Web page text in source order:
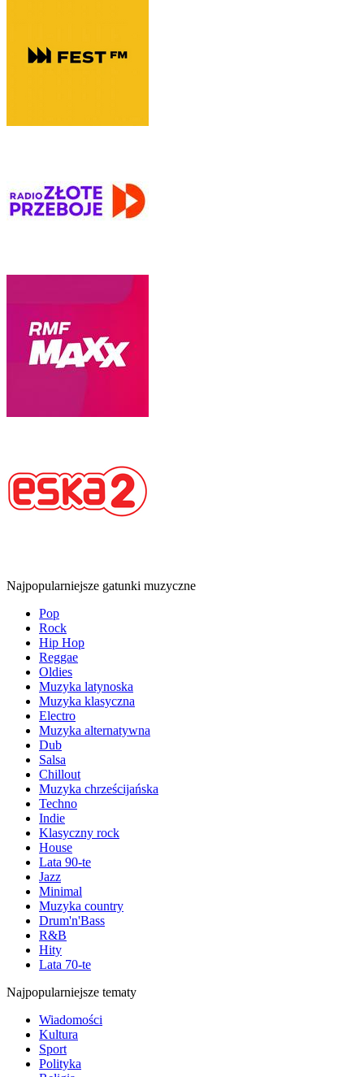
Najpopularniejsze gatunki muzyczne
Pop
Rock
Hip Hop
Reggae
Oldies
Muzyka latynoska
Muzyka klasyczna
Electro
Muzyka alternatywna
Dub
Salsa
Chillout
Muzyka chrześcijańska
Techno
Indie
Klasyczny rock
House
Lata 90-te
Jazz
Minimal
Muzyka country
Drum'n'Bass
R&B
Hity
Lata 70-te
Najpopularniejsze tematy
Wiadomości
Kultura
Sport
Polityka